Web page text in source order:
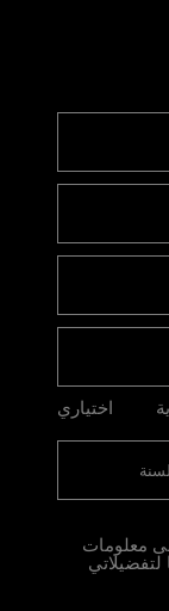
اختياري
معلومات